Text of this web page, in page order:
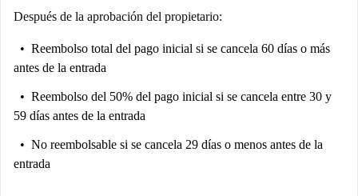
Después de la aprobación del propietario:
Reembolso total del pago inicial si se cancela 60 días o más
antes de la entrada
Reembolso del 50% del pago inicial si se cancela entre 30 y
59 días antes de la entrada
No reembolsable si se cancela 29 días o menos antes de la
entrada